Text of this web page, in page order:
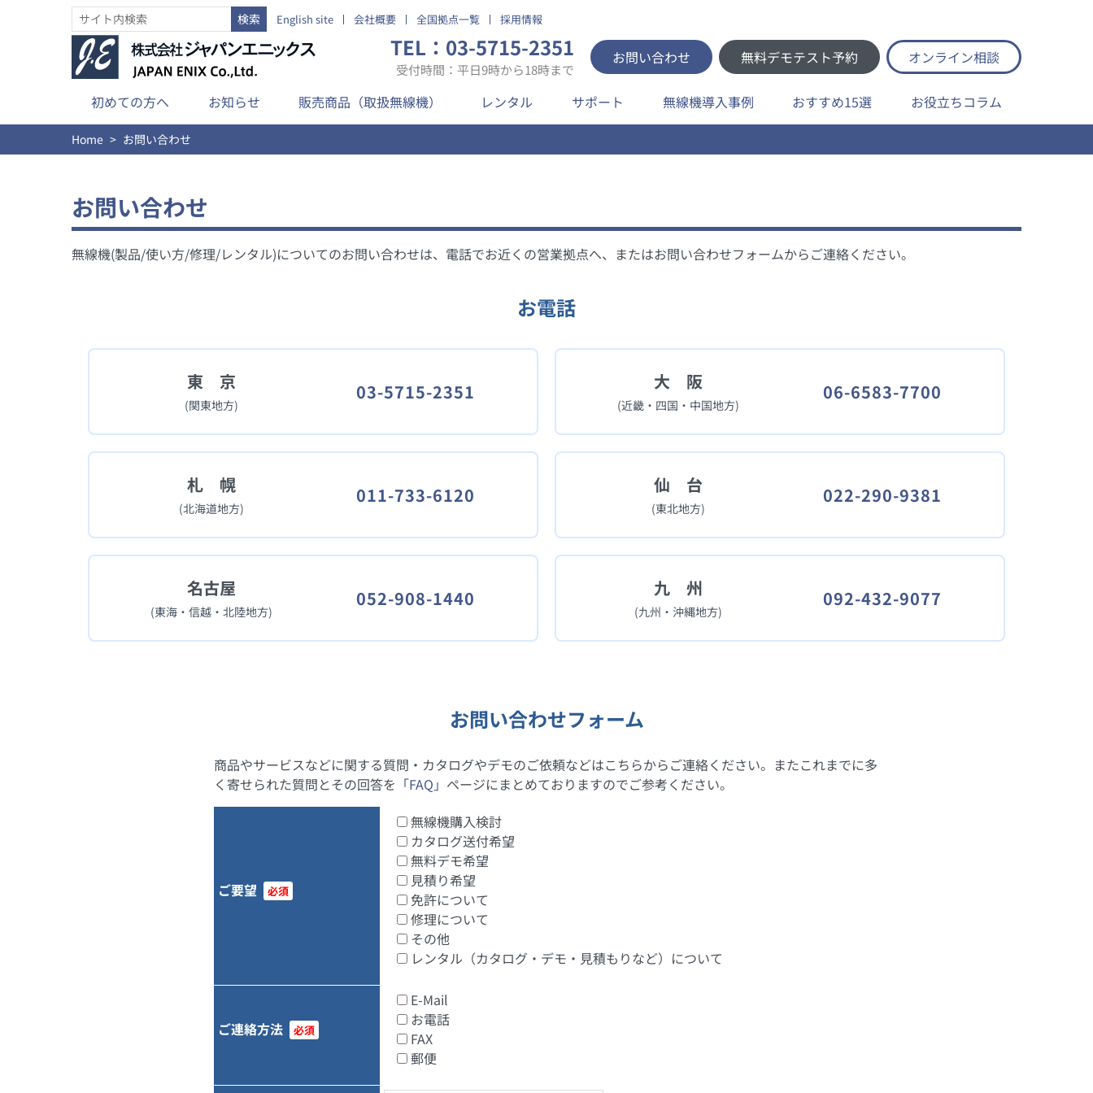
English site 会社概要 全国拠点一覧 採用情報
TEL：03-5715-2351
受付時間：平日9時から18時まで
お問い合わせ 無料デモテスト予約 オンライン相談
初めての方へ お知らせ 販売商品（取扱無線機） レンタル サポート 無線機導入事例 おすすめ15選 お役立ちコラム
Home お問い合わせ
お問い合わせ
無線機(製品/使い方/修理/レンタル)についてのお問い合わせは、電話でお近くの営業拠点へ、またはお問い合わせフォームからご連絡ください。
お電話
東 京
(関東地方)
03-5715-2351 大 阪
(近畿・四国・中国地方)
06-6583-7700
札 幌
(北海道地方)
011-733-6120 仙 台
(東北地方)
022-290-9381
名古屋
(東海・信越・北陸地方)
052-908-1440 九 州
(九州・沖縄地方)
092-432-9077
お問い合わせフォーム
商品やサービスなどに関する質問・カタログやデモのご依頼などはこちらからご連絡ください。またこれまでに多
く寄せられた質問とその回答を 「FAQ」 ページにまとめておりますのでご参考ください。
ご要望 必須
無線機購入検討
カタログ送付希望
無料デモ希望
見積り希望
免許について
修理について
その他
レンタル（カタログ・デモ・見積もりなど）について
ご連絡方法 必須
E-Mail
お電話
FAX
郵便